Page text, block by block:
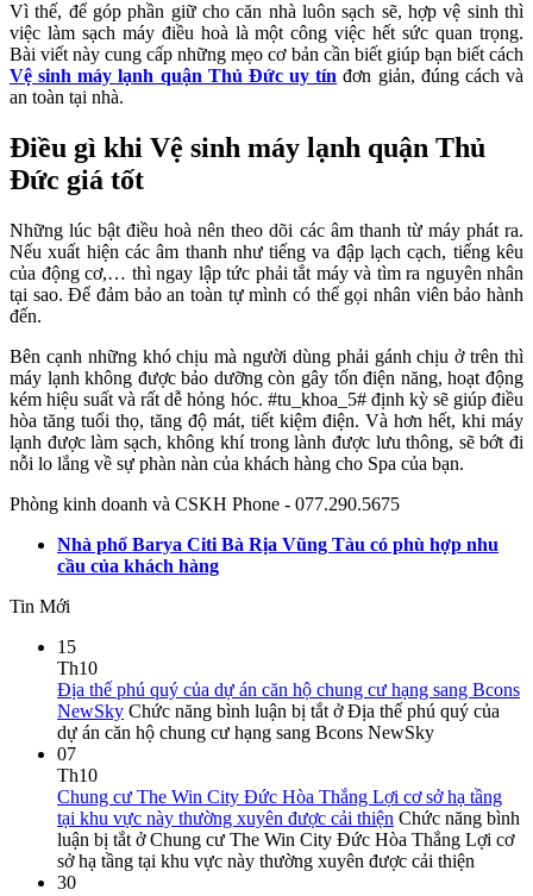
Vì thế, để góp phần giữ cho căn nhà luôn sạch sẽ, hợp vệ sinh thì
việc làm sạch máy điều hoà là một công việc hết sức quan trọng.
Bài viết này cung cấp những mẹo cơ bản cần biết giúp bạn biết cách
Vệ sinh máy lạnh quận Thủ Đức uy tín đơn giản, đúng cách và
an toàn tại nhà.
Điều gì khi Vệ sinh máy lạnh quận Thủ
Đức giá tốt
Những lúc bật điều hoà nên theo dõi các âm thanh từ máy phát ra.
Nếu xuất hiện các âm thanh như tiếng va đập lạch cạch, tiếng kêu
của động cơ,… thì ngay lập tức phải tắt máy và tìm ra nguyên nhân
tại sao. Để đảm bảo an toàn tự mình có thể gọi nhân viên bảo hành
đến.
Bên cạnh những khó chịu mà người dùng phải gánh chịu ở trên thì
máy lạnh không được bảo dưỡng còn gây tốn điện năng, hoạt động
kém hiệu suất và rất dễ hỏng hóc. #tu_khoa_5# định kỳ sẽ giúp điều
hòa tăng tuổi thọ, tăng độ mát, tiết kiệm điện. Và hơn hết, khi máy
lạnh được làm sạch, không khí trong lành được lưu thông, sẽ bớt đi
nỗi lo lắng về sự phàn nàn của khách hàng cho Spa của bạn.
Phòng kinh doanh và CSKH Phone - 077.290.5675
Nhà phố Barya Citi Bà Rịa Vũng Tàu có phù hợp nhu
cầu của khách hàng
Tin Mới
15
Th10
Địa thế phú quý của dự án căn hộ chung cư hạng sang Bcons
NewSky Chức năng bình luận bị tắt ở Địa thế phú quý của
dự án căn hộ chung cư hạng sang Bcons NewSky
07
Th10
Chung cư The Win City Đức Hòa Thắng Lợi cơ sở hạ tầng
tại khu vực này thường xuyên được cải thiện Chức năng bình
luận bị tắt ở Chung cư The Win City Đức Hòa Thắng Lợi cơ
sở hạ tầng tại khu vực này thường xuyên được cải thiện
30